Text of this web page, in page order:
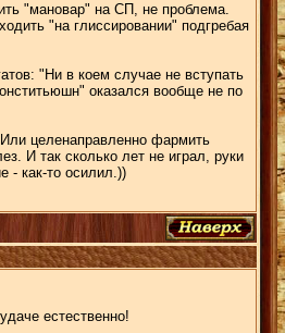
"мановар" на СП, не проблема.
"на глиссировании" подгребая
"Ни в коем случае не вступать
оказался вообще не по
Или целенаправленно фармить
И так сколько лет не играл, руки
- как-то осилил.))
естественно!